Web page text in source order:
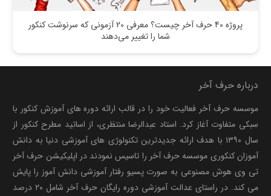
پروژه 40 حرف آخر چیست؟ معرفی 20 آزمونی که سرنوشت کنکور
شما را تغییر می‌دهند
درباره حرف آخر
موسسه حرف آخر فعالیت خود را در قالب ارائه دوره های آموزش کنکور با
سبکی متفاوت آغاز کرد. استاد عبدالرضا منتظری، از اساتید مطرح کنکور از
سال ۱۳۹۰ با هدف ارائه جدیدترین تکنولوژی های آموزشی دنیا به دانش
آموزان کنکوری موسسه حرف آخر را تاسیس نمودند در اپلیکیشن حرف آخر
تی وی هوش مصنوعی به صورت پسیو رفتار آموزشی دانش آموز را پایش
می کند. در راستای عدالت آموزشی دوره رایگان حرف آخر شامل ۲۰ درصد